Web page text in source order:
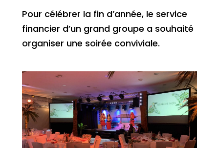
Pour célébrer la fin d’année, le service
financier d’un grand groupe a souhaité
organiser une soirée conviviale.